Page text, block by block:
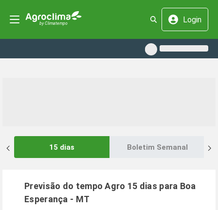
Login
15 dias Boletim Semanal
Previsão do tempo Agro 15 dias para Boa
Esperança - MT